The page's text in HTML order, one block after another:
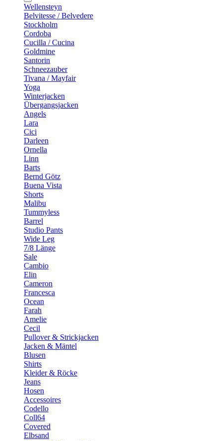
Wellensteyn
Belvitesse / Belvedere
Stockholm
Cordoba
Cucilla / Cucina
Goldmine
Santorin
Schneezauber
Tivana / Mayfair
Yoga
Winterjacken
Übergangsjacken
Angels
Lara
Cici
Darleen
Ornella
Linn
Barts
Bernd Götz
Buena Vista
Shorts
Malibu
Tummyless
Barrel
Studio Pants
Wide Leg
7/8 Länge
Sale
Cambio
Elin
Cameron
Francesca
Ocean
Farah
Amelie
Cecil
Pullover & Strickjacken
Jacken & Mäntel
Blusen
Shirts
Kleider & Röcke
Jeans
Hosen
Accessoires
Codello
Coll64
Covered
Elbsand